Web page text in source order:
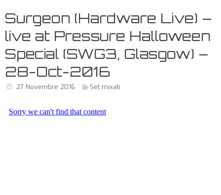
Surgeon (Hardware Live) –
live at Pressure Halloween
Special (SWG3, Glasgow) –
28-Oct-2016
27 Novembre 2016 Set mixati